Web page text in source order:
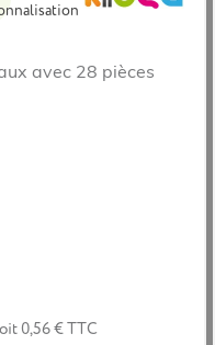
avec 28 pièces
0,56 € TTC